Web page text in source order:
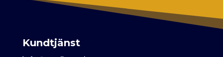
Kundtjänst